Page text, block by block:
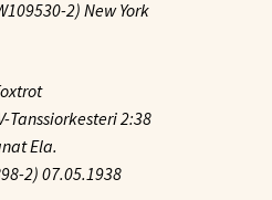
2) New York
Tanssiorkesteri 2:38
Ela.
2) 07.05.1938